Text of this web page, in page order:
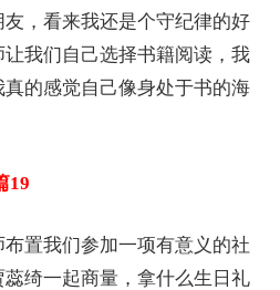
，看来我还是个守纪律的好
我们自己选择书籍阅读，我
的感觉自己像身处于书的海
19
置我们参加一项有意义的社
绮一起商量，拿什么生日礼